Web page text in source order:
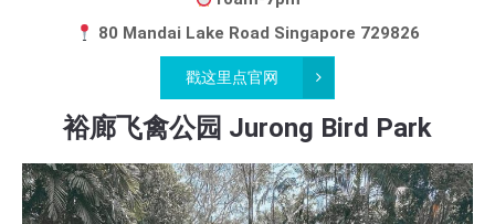
80 Mandai Lake Road Singapore 729826
戳这里点官网
裕廊飞禽公园 Jurong Bird Park